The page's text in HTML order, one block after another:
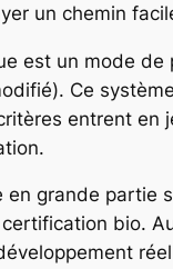
un chemin
est un mode
Ce
entrent
en grande
bio.